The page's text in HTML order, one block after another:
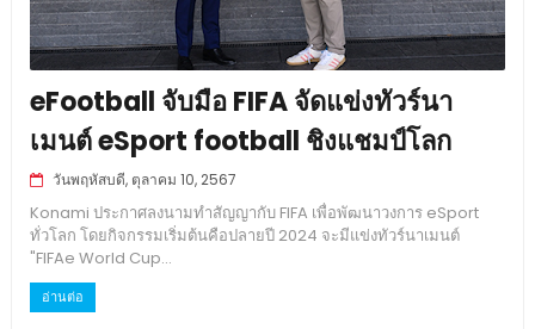
eFootball จับมือ FIFA จัดแข่งทัวร์นา
เมนต์ eSport football ชิงแชมป์โลก
วันพฤหัสบดี, ตุลาคม 10, 2567
Konami ประกาศลงนามทำสัญญากับ FIFA เพื่อพัฒนาวงการ eSport
ทั่วโลก โดยกิจกรรมเริ่มต้นคือปลายปี 2024 จะมีแข่งทัวร์นาเมนต์
"FIFAe World Cup...
อ่านต่อ